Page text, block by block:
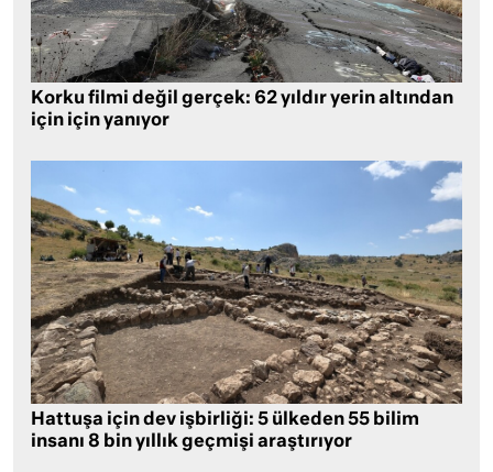
Korku filmi değil gerçek: 62 yıldır yerin altından
için için yanıyor
Hattuşa için dev işbirliği: 5 ülkeden 55 bilim
insanı 8 bin yıllık geçmişi araştırıyor